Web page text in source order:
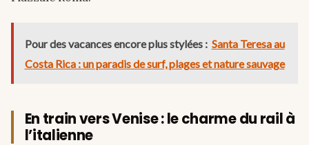
Pour des vacances encore plus stylées : Santa Teresa au
Costa Rica : un paradis de surf, plages et nature sauvage
En train vers Venise : le charme du rail à
l’italienne